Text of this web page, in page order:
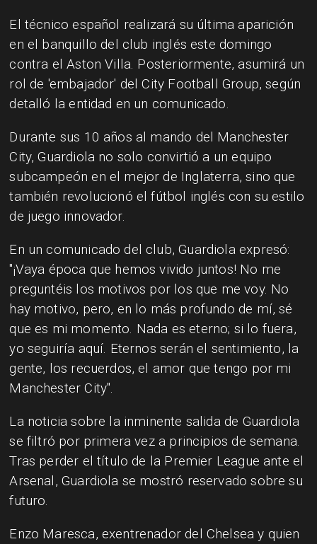
El técnico español realizará su última aparición
en el banquillo del club inglés este domingo
contra el Aston Villa. Posteriormente, asumirá un
rol de 'embajador' del City Football Group, según
detalló la entidad en un comunicado.
Durante sus 10 años al mando del Manchester
City, Guardiola no solo convirtió a un equipo
subcampeón en el mejor de Inglaterra, sino que
también revolucionó el fútbol inglés con su estilo
de juego innovador.
En un comunicado del club, Guardiola expresó:
"¡Vaya época que hemos vivido juntos! No me
preguntéis los motivos por los que me voy. No
hay motivo, pero, en lo más profundo de mí, sé
que es mi momento. Nada es eterno; si lo fuera,
yo seguiría aquí. Eternos serán el sentimiento, la
gente, los recuerdos, el amor que tengo por mi
Manchester City".
La noticia sobre la inminente salida de Guardiola
se filtró por primera vez a principios de semana.
Tras perder el título de la Premier League ante el
Arsenal, Guardiola se mostró reservado sobre su
futuro.
Enzo Maresca, exentrenador del Chelsea y quien